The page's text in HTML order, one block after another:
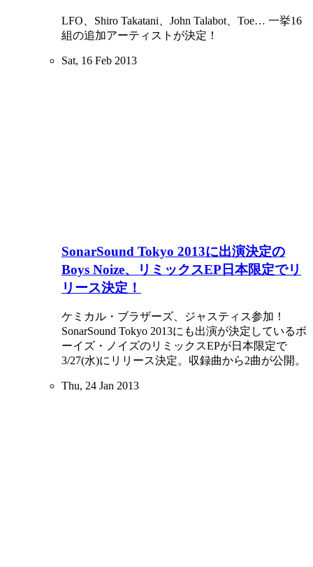
LFO、Shiro Takatani、John Talabot、Toe… 一挙16
組の追加アーティストが決定！
Sat, 16 Feb 2013
SonarSound Tokyo 2013に出演決定の
Boys Noize、リミックスEP日本限定でリ
リース決定！
ケミカル・ブラザーズ、ジャスティス参加！
SonarSound Tokyo 2013にも出演が決定しているボ
ーイズ・ノイズのリミックスEPが日本限定で
3/27(水)にリリース決定。収録曲から2曲が公開。
Thu, 24 Jan 2013